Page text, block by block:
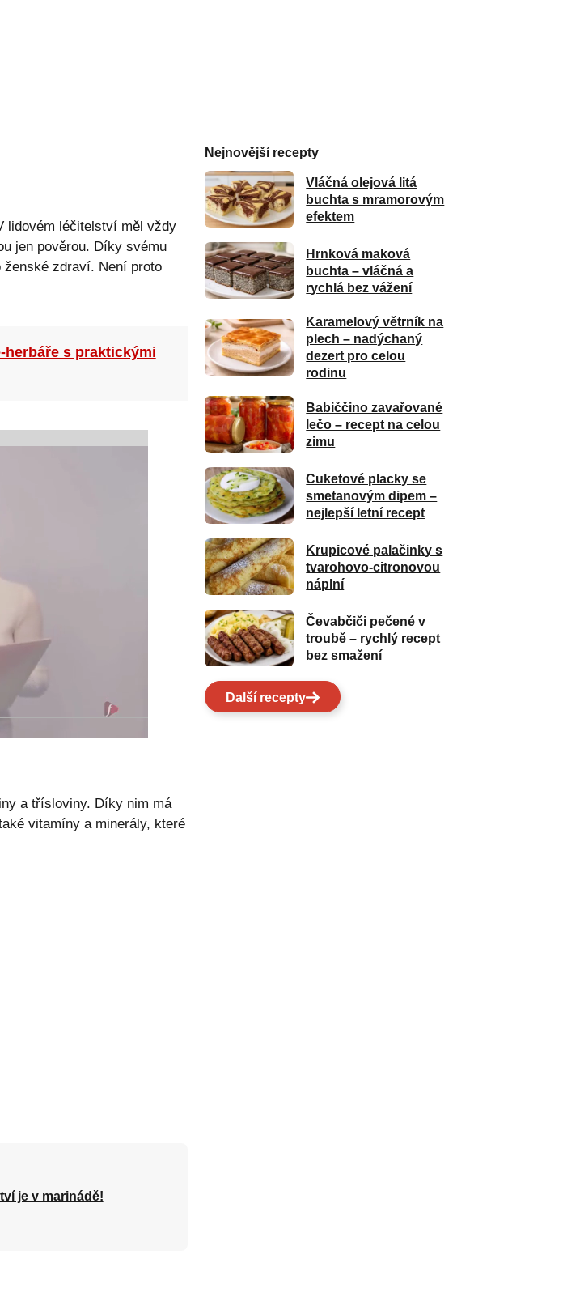
lidovém léčitelství měl vždy
jen pověrou. Díky svému
zdraví. Není proto
herbáře s praktickými
a třísloviny. Díky nim má
vitamíny a minerály, které
je v marinádě!
Nejnovější recepty
Vláčná olejová litá
buchta s mramorovým
efektem
Hrnková maková
buchta – vláčná a
rychlá bez vážení
Karamelový větrník na
plech – nadýchaný
dezert pro celou
rodinu
Babiččino zavařované
lečo – recept na celou
zimu
Cuketové placky se
smetanovým dipem –
nejlepší letní recept
Krupicové palačinky s
tvarohovo-citronovou
náplní
Čevabčiči pečené v
troubě – rychlý recept
bez smažení
Další recepty